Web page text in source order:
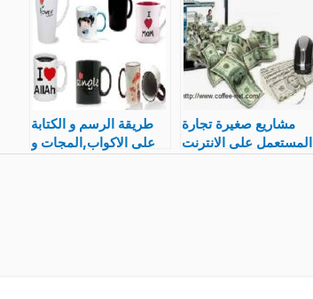
مشاريع صغيرة تجارة
المستعمل على الانترنت
طريقة الرسم و الكتابة
على الاكواب,المجات و